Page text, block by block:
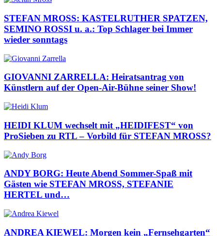
STEFAN MROSS: KASTELRUTHER SPATZEN,
SEMINO ROSSI u. a.: Top Schlager bei Immer
wieder sonntags
GIOVANNI ZARRELLA: Heiratsantrag von
Künstlern auf der Open-Air-Bühne seiner Show!
HEIDI KLUM wechselt mit „HEIDIFEST“ von
ProSieben zu RTL – Vorbild für STEFAN MROSS?
ANDY BORG: Heute Abend Sommer-Spaß mit
Gästen wie STEFAN MROSS, STEFANIE
HERTEL und…
ANDREA KIEWEL: Morgen kein „Fernsehgarten“